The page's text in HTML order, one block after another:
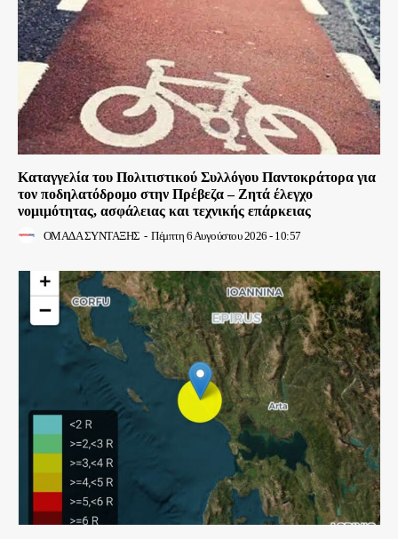
Καταγγελία του Πολιτιστικού Συλλόγου Παντοκράτορα για
τον ποδηλατόδρομο στην Πρέβεζα – Ζητά έλεγχο
νομιμότητας, ασφάλειας και τεχνικής επάρκειας
ΟΜΑΔΑ ΣΥΝΤΑΞΗΣ - Πέμπτη 6 Αυγούστου 2026 - 10:57